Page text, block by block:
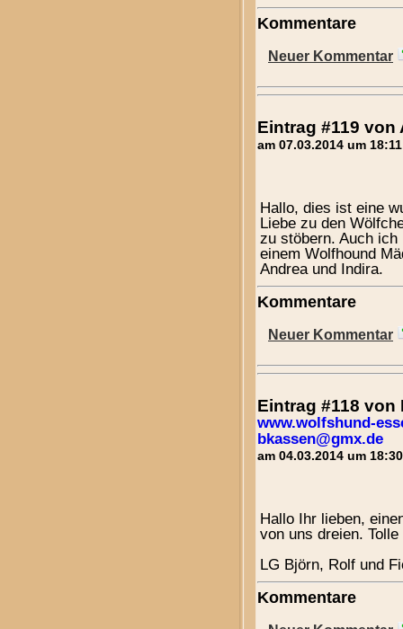
Kommentare
Neuer Kommentar
Eintrag #119
am 07.03.2014 um
Hallo, dies ist eine
Liebe zu den
zu stöbern. Auch
einem Wolfhound
Andrea und Indira.
Kommentare
Neuer Kommentar
Eintrag #118
www.wolfshund-
bkassen@gmx.de
am 04.03.2014 um
Hallo Ihr lieben,
von uns dreien.
LG Björn, Rolf und
Kommentare